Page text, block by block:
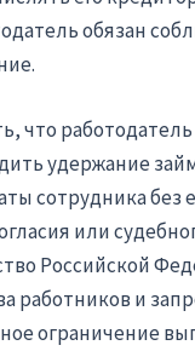
обязан
что
удержание
сотрудника без
или
Российской
работников и
ограничение